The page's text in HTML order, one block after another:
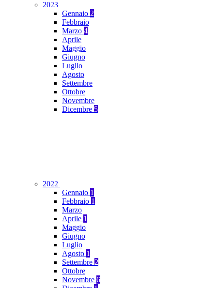
2023
Gennaio 2
Febbraio
Marzo 4
Aprile
Maggio
Giugno
Luglio
Agosto
Settembre
Ottobre
Novembre
Dicembre 5
2022
Gennaio 1
Febbraio 1
Marzo
Aprile 1
Maggio
Giugno
Luglio
Agosto 1
Settembre 2
Ottobre
Novembre 6